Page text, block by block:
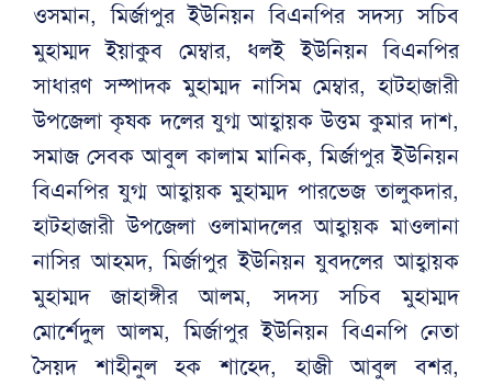
ওসমান, মির্জাপুর ইউনিয়ন বিএনপির সদস্য সচিব
মুহাম্মদ ইয়াকুব মেম্বার, ধলই ইউনিয়ন বিএনপির
সাধারণ সম্পাদক মুহাম্মদ নাসিম মেম্বার, হাটহাজারী
উপজেলা কৃষক দলের যুগ্ম আহ্বায়ক উত্তম কুমার দাশ,
সমাজ সেবক আবুল কালাম মানিক, মির্জাপুর ইউনিয়ন
বিএনপির যুগ্ম আহ্বায়ক মুহাম্মদ পারভেজ তালুকদার,
হাটহাজারী উপজেলা ওলামাদলের আহ্বায়ক মাওলানা
নাসির আহমদ, মির্জাপুর ইউনিয়ন যুবদলের আহ্বায়ক
মুহাম্মদ জাহাঙ্গীর আলম, সদস্য সচিব মুহাম্মদ
মোর্শেদুল আলম, মির্জাপুর ইউনিয়ন বিএনপি নেতা
সৈয়দ শাহীনুল হক শাহেদ, হাজী আবুল বশর,